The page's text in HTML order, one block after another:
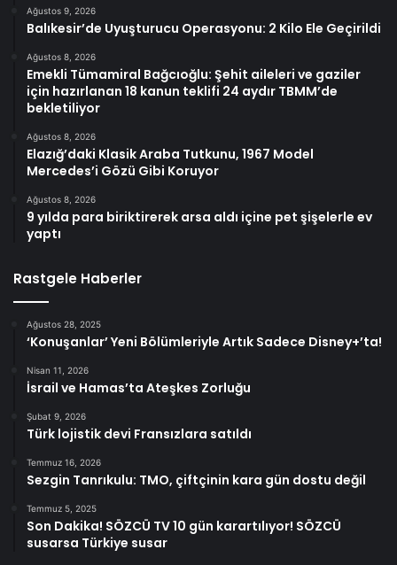
Ağustos 9, 2026
Balıkesir’de Uyuşturucu Operasyonu: 2 Kilo Ele Geçirildi
Ağustos 8, 2026
Emekli Tümamiral Bağcıoğlu: Şehit aileleri ve gaziler
için hazırlanan 18 kanun teklifi 24 aydır TBMM’de
bekletiliyor
Ağustos 8, 2026
Elazığ’daki Klasik Araba Tutkunu, 1967 Model
Mercedes’i Gözü Gibi Koruyor
Ağustos 8, 2026
9 yılda para biriktirerek arsa aldı içine pet şişelerle ev
yaptı
Rastgele Haberler
Ağustos 28, 2025
‘Konuşanlar’ Yeni Bölümleriyle Artık Sadece Disney+’ta!
Nisan 11, 2026
İsrail ve Hamas’ta Ateşkes Zorluğu
Şubat 9, 2026
Türk lojistik devi Fransızlara satıldı
Temmuz 16, 2026
Sezgin Tanrıkulu: TMO, çiftçinin kara gün dostu değil
Temmuz 5, 2025
Son Dakika! SÖZCÜ TV 10 gün karartılıyor! SÖZCÜ
susarsa Türkiye susar